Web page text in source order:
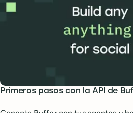
Primeros pasos con la API de